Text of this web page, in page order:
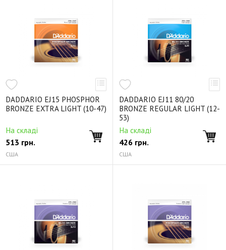
DADDARIO EJ15 PHOSPHOR
BRONZE EXTRA LIGHT (10-47)
На складі
513 грн.
США
DADDARIO EJ11 80/20
BRONZE REGULAR LIGHT (12-
53)
На складі
426 грн.
США